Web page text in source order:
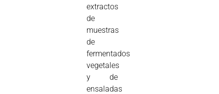
extractos
de
muestras
de
fermentados
vegetales
y de
ensaladas